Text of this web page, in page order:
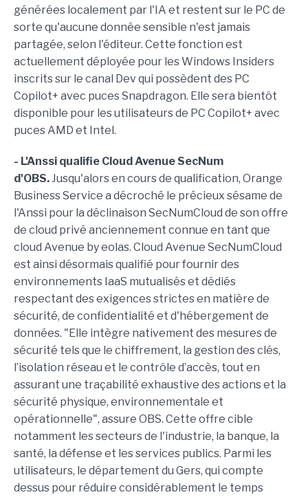
générées localement par l'IA et restent sur le PC de
sorte qu'aucune donnée sensible n'est jamais
partagée, selon l'éditeur. Cette fonction est
actuellement déployée pour les Windows Insiders
inscrits sur le canal Dev qui possèdent des PC
Copilot+ avec puces Snapdragon. Elle sera bientôt
disponible pour les utilisateurs de PC Copilot+ avec
puces AMD et Intel.
- L'Anssi qualifie Cloud Avenue SecNum
d'OBS. Jusqu'alors en cours de qualification, Orange
Business Service a décroché le précieux sésame de
l'Anssi pour la déclinaison SecNumCloud de son offre
de cloud privé anciennement connue en tant que
cloud Avenue by eolas. Cloud Avenue SecNumCloud
est ainsi désormais qualifié pour fournir des
environnements IaaS mutualisés et dédiés
respectant des exigences strictes en matière de
sécurité, de confidentialité et d'hébergement de
données. "Elle intègre nativement des mesures de
sécurité tels que le chiffrement, la gestion des clés,
l’isolation réseau et le contrôle d’accès, tout en
assurant une traçabilité exhaustive des actions et la
sécurité physique, environnementale et
opérationnelle", assure OBS. Cette offre cible
notamment les secteurs de l'industrie, la banque, la
santé, la défense et les services publics. Parmi les
utilisateurs, le département du Gers, qui compte
dessus pour réduire considérablement le temps